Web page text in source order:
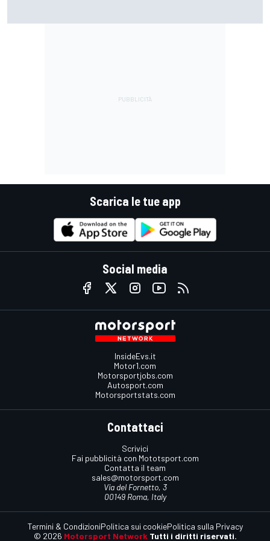
Scarica le tue app
Social media
InsideEvs.it
Motor1.com
Motorsportjobs.com
Autosport.com
Motorsportstats.com
Contattaci
Scrivici
Fai pubblicità con Mototsport.com
Contatta il team
sales@motorsport.com
Via del Fornetto, 3
00149 Roma, Italy
© 2026 Motorsport Network Tutti i diritti riservati.
Termini & CondizioniPolitica sui cookiePolitica sulla Privacy